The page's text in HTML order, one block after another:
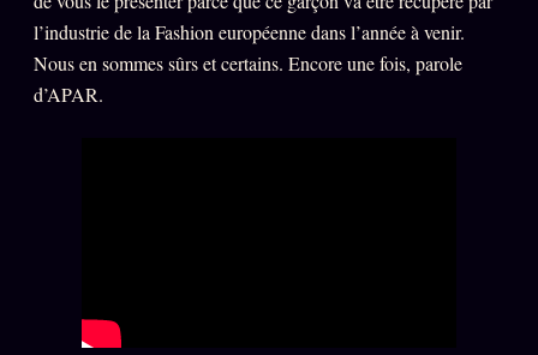
Oracle Anniversaire
Oracle Carte du Jour
BRAQUAGE
l’industrie de la Fashion européenne dans l’année à venir.
Nous en sommes sûrs et certains. Encore une fois, parole
d’APAR.